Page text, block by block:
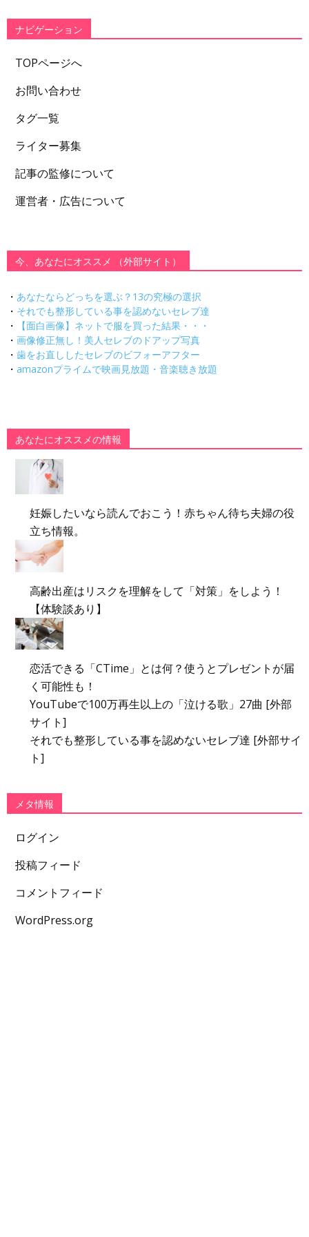
ー
ナビゲーション
TOPページへ
お問い合わせ
タグ一覧
ライター募集
記事の監修について
運営者・広告について
今、あなたにオススメ （外部サイト）
・ あなたならどっちを選ぶ？13の究極の選択
・ それでも整形している事を認めないセレブ達
・
【面白画像】ネットで服を買った結果・・・
・ 画像修正無し！美人セレブのドアップ写真
・ 歯をお直ししたセレブのビフォーアフター
・ amazonプライムで映画見放題・音楽聴き放題
あなたにオススメの情報
妊娠したいなら読んでおこう！赤ちゃん待ち夫婦の役
立ち情報。
高齢出産はリスクを理解をして「対策」をしよう！
【体験談あり】
恋活できる「CTime」とは何？使うとプレゼントが届
く可能性も！
YouTubeで100万再生以上の「泣ける歌」27曲 [外部
サイト]
それでも整形している事を認めないセレブ達 [外部サイ
ト]
メタ情報
ログイン
投稿フィード
コメントフィード
WordPress.org